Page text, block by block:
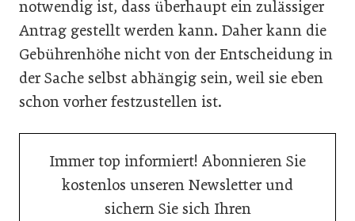
notwendig ist, dass überhaupt ein zulässiger
Antrag gestellt werden kann. Daher kann die
Gebührenhöhe nicht von der Entscheidung in
der Sache selbst abhängig sein, weil sie eben
schon vorher festzustellen ist.
Immer top informiert! Abonnieren Sie
kostenlos unseren Newsletter und
sichern Sie sich Ihren